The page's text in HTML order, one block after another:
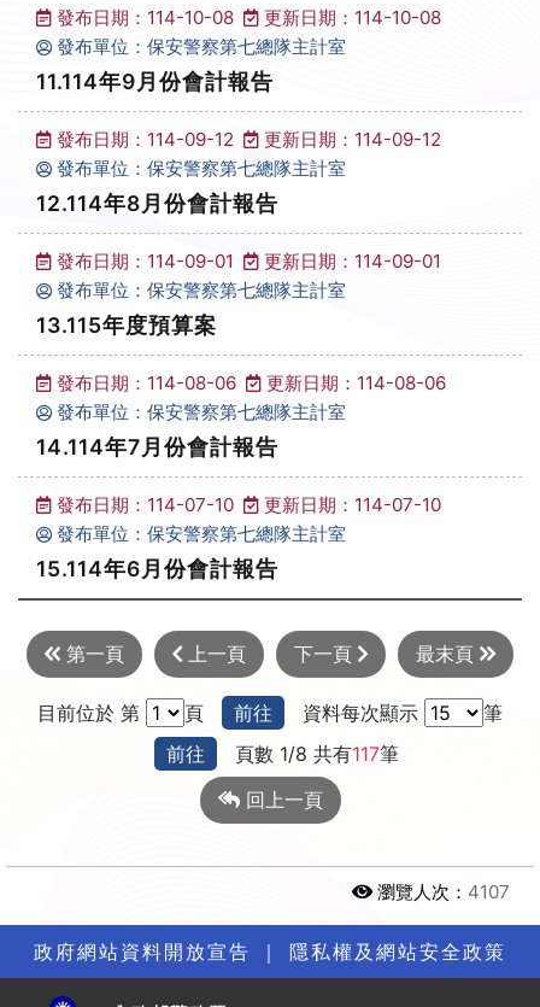
發布日期：114-10-08
更新日期：114-10-08
發布單位：保安警察第七總隊主計室
11.114年9月份會計報告
發布日期：114-09-12
更新日期：114-09-12
發布單位：保安警察第七總隊主計室
12.114年8月份會計報告
發布日期：114-09-01
更新日期：114-09-01
發布單位：保安警察第七總隊主計室
13.115年度預算案
發布日期：114-08-06
更新日期：114-08-06
發布單位：保安警察第七總隊主計室
14.114年7月份會計報告
發布日期：114-07-10
更新日期：114-07-10
發布單位：保安警察第七總隊主計室
15.114年6月份會計報告
第一頁 上一頁 下一頁 最末頁
目前位於 第 頁 前往 資料每次顯示
筆
前往
頁數 1/8 共有117筆
回上一頁
瀏覽人次： 4107
政府網站資料開放宣告 ｜ 隱私權及網站安全政策